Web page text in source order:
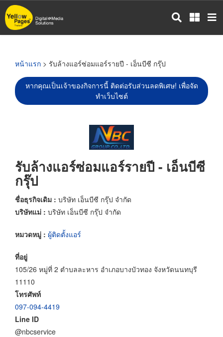
ข้าม
ไป
หน้าแรก > รับล้างแอร์ซ่อมแอร์รายปี - เอ็นบีซี กรุ๊ป
หากคุณเป็นเจ้าของกิจการนี้ ติดต่อรับส่วนลดพิเศษ! เพื่อจัด
ทำเว็บไซต์
รับล้างแอร์ซ่อมแอร์รายปี - เอ็นบีซี
กรุ๊ป
ชื่อธุรกิจเดิม : บริษัท เอ็นบีซี กรุ๊ป จำกัด
บริษัทแม่ : บริษัท เอ็นบีซี กรุ๊ป จำกัด
หมวดหมู่ : ผู้ติดตั้งแอร์
ที่อยู่
105/26 หมู่ที่ 2 ตำบลละหาร อำเภอบางบัวทอง จังหวัดนนทบุรี
11110
โทรศัพท์
097-094-4419
Line ID
@nbcservice